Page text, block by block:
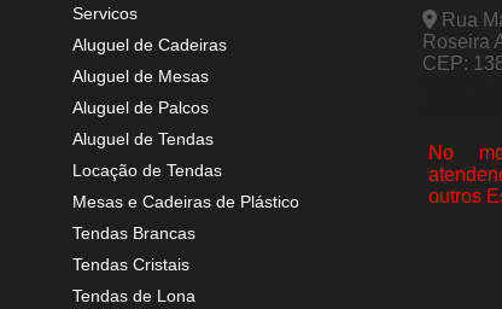
Servicos
Aluguel de Cadeiras
Aluguel de Mesas
Aluguel de Palcos
Aluguel de Tendas
Locação de Tendas
Mesas e Cadeiras de Plástico
Tendas Brancas
Tendas Cristais
Tendas de Lona
Rua
Roseira
CEP:
No
outros